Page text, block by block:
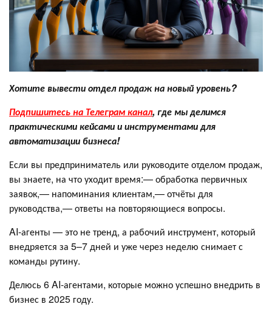
Хотите вывести отдел продаж на новый уровень?
Подпишитесь на Телеграм канал, где мы делимся
практическими кейсами и инструментами для
автоматизации бизнеса!
Если вы предприниматель или руководите отделом продаж,
вы знаете, на что уходит время:— обработка первичных
заявок,— напоминания клиентам,— отчёты для
руководства,— ответы на повторяющиеся вопросы.
AI-агенты — это не тренд, а рабочий инструмент, который
внедряется за 5–7 дней и уже через неделю снимает с
команды рутину.
Делюсь 6 AI-агентами, которые можно успешно внедрить в
бизнес в 2025 году.